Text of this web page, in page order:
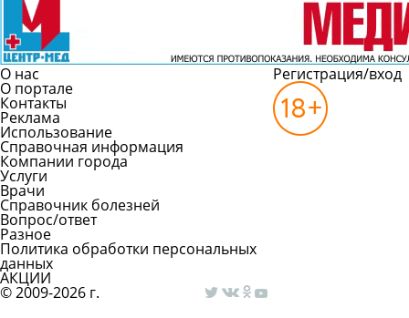
О нас
О портале
Контакты
Реклама
Использование
Справочная информация
Компании города
Услуги
Врачи
Справочник болезней
Вопрос/ответ
Разное
Политика обработки персональных
данных
АКЦИИ
Регистрация/вход
© 2009-2026 г.